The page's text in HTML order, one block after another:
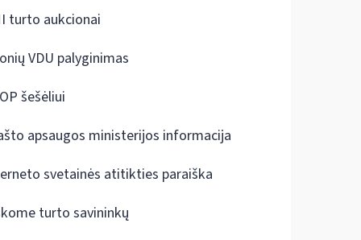
turto aukcionai
VDU palyginimas
šešėliui
apsaugos ministerijos informacija
svetainės atitikties paraiška
turto savininkų